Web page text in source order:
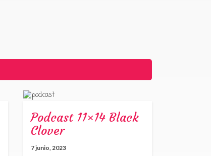
Podcast 11×14 Black
Clover
7 junio, 2023